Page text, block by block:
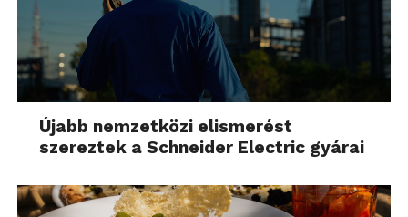
Újabb nemzetközi elismerést
szereztek a Schneider Electric gyárai